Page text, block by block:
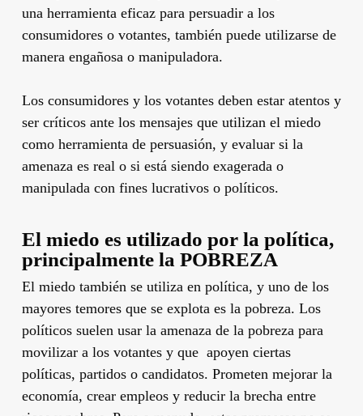
una herramienta eficaz para persuadir a los
consumidores o votantes, también puede utilizarse de
manera engañosa o manipuladora.
Los consumidores y los votantes deben estar atentos y
ser críticos ante los mensajes que utilizan el miedo
como herramienta de persuasión, y evaluar si la
amenaza es real o si está siendo exagerada o
manipulada con fines lucrativos o políticos.
El miedo es utilizado por la política,
principalmente la POBREZA
El miedo también se utiliza en política, y uno de los
mayores temores que se explota es la pobreza. Los
políticos suelen usar la amenaza de la pobreza para
movilizar a los votantes y que apoyen ciertas
políticas, partidos o candidatos. Prometen mejorar la
economía, crear empleos y reducir la brecha entre